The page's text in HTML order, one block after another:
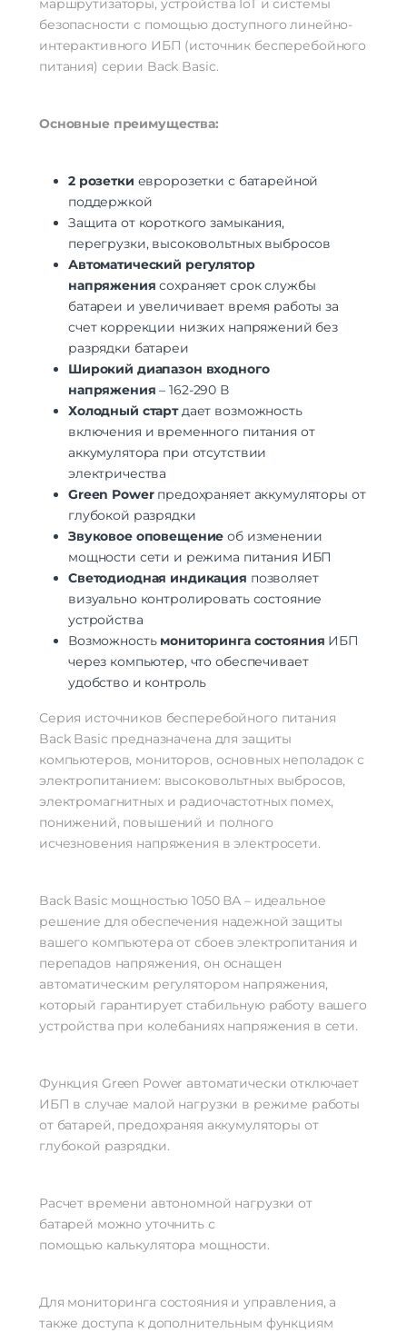
маршрутизаторы, устройства IoT и системы
безопасности с помощью доступного линейно-
интерактивного ИБП (источник бесперебойного
питания) серии Back Basic.
Основные преимущества:
2 розетки евророзетки с батарейной
поддержкой
Защита от короткого замыкания,
перегрузки, высоковольтных выбросов
Автоматический регулятор
напряжения сохраняет срок службы
батареи и увеличивает время работы за
счет коррекции низких напряжений без
разрядки батареи
Широкий диапазон входного
напряжения – 162-290 В
Холодный стартдает возможность
включения и временного питания от
аккумулятора при отсутствии
электричества
Green Powerпредохраняет аккумуляторы от
глубокой разрядки
Звуковое оповещение об изменении
мощности сети и режима питания ИБП
Светодиодная индикация позволяет
визуально контролировать состояние
устройства
Возможность мониторинга состояния ИБП
через компьютер, что обеспечивает
удобство и контроль
Серия источников бесперебойного питания
Back Basic предназначена для защиты
компьютеров, мониторов, основных неполадок с
электропитанием: высоковольтных выбросов,
электромагнитных и радиочастотных помех,
понижений, повышений и полного
исчезновения напряжения в электросети.
Back Basic мощностью 1050 ВА – идеальное
решение для обеспечения надежной защиты
вашего компьютера от сбоев электропитания и
перепадов напряжения, он оснащен
автоматическим регулятором напряжения,
который гарантирует стабильную работу вашего
устройства при колебаниях напряжения в сети.
Функция Green Power автоматически отключает
ИБП в случае малой нагрузки в режиме работы
от батарей, предохраняя аккумуляторы от
глубокой разрядки.
Расчет времени автономной нагрузки от
батарей можно уточнить с
помощью калькулятора мощности.
Для мониторинга состояния и управления, а
также доступа к дополнительным функциям